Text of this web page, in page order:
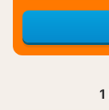
1